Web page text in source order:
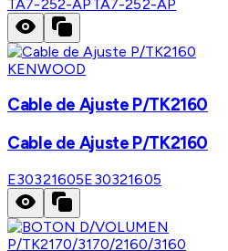
TA7-252-APTA7-252-AP
KENWOOD
Cable de Ajuste P/TK2160
Cable de Ajuste P/TK2160
E30321605E30321605